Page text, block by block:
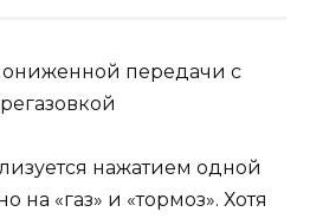
нажатием одной
на «газ» и «тормоз». Хотя